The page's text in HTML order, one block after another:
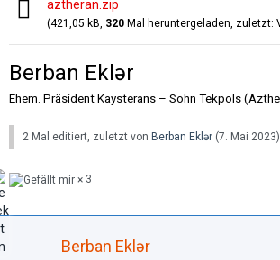
aztheran.zip
(421,05 kB, 320 Mal heruntergeladen, zuletzt:
Berban Eklər
Ehem. Präsident Kaysterans – Sohn Tekpols
2 Mal editiert, zuletzt von Berban Eklər (7. Mai 2023)
3
Berban Eklər